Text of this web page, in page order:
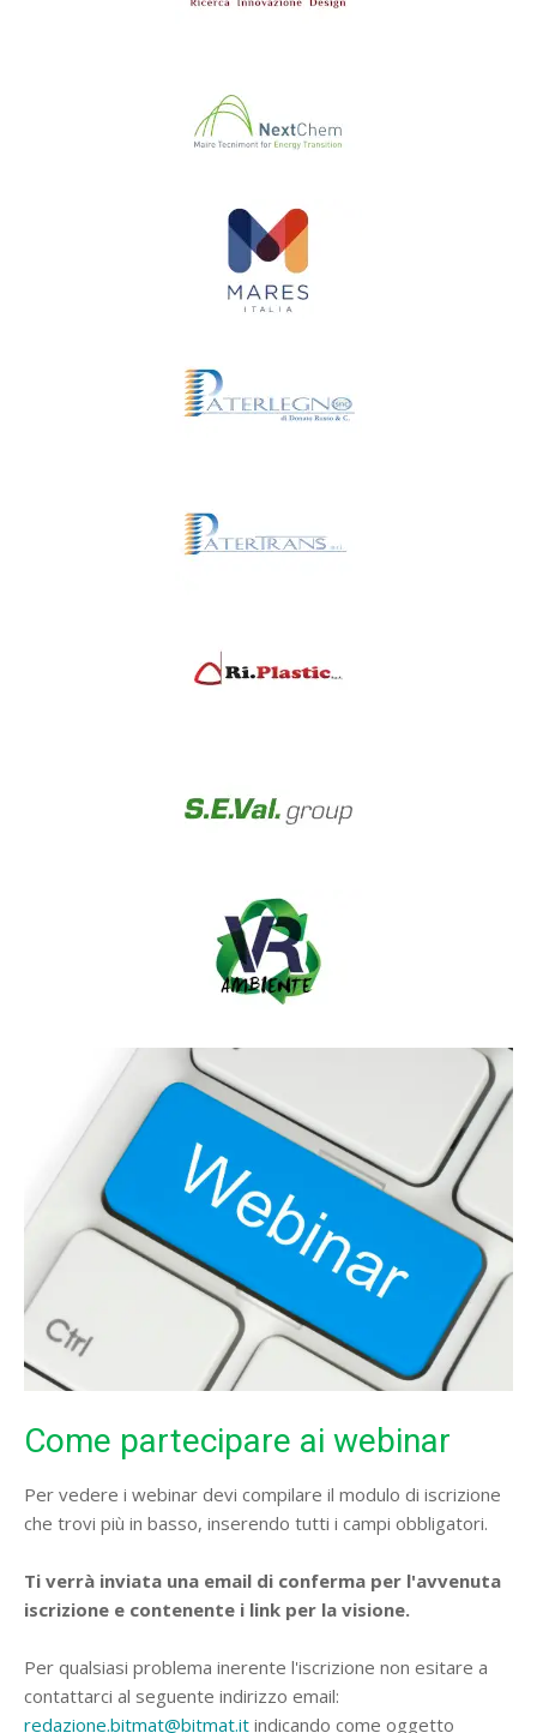
Come partecipare ai webinar
Per vedere i webinar devi compilare il modulo di iscrizione
che trovi più in basso, inserendo tutti i campi obbligatori.
Ti verrà inviata una email di conferma per l'avvenuta
iscrizione e contenente i link per la visione.
Per qualsiasi problema inerente l'iscrizione non esitare a
contattarci al seguente indirizzo email:
redazione.bitmat@bitmat.it indicando come oggetto